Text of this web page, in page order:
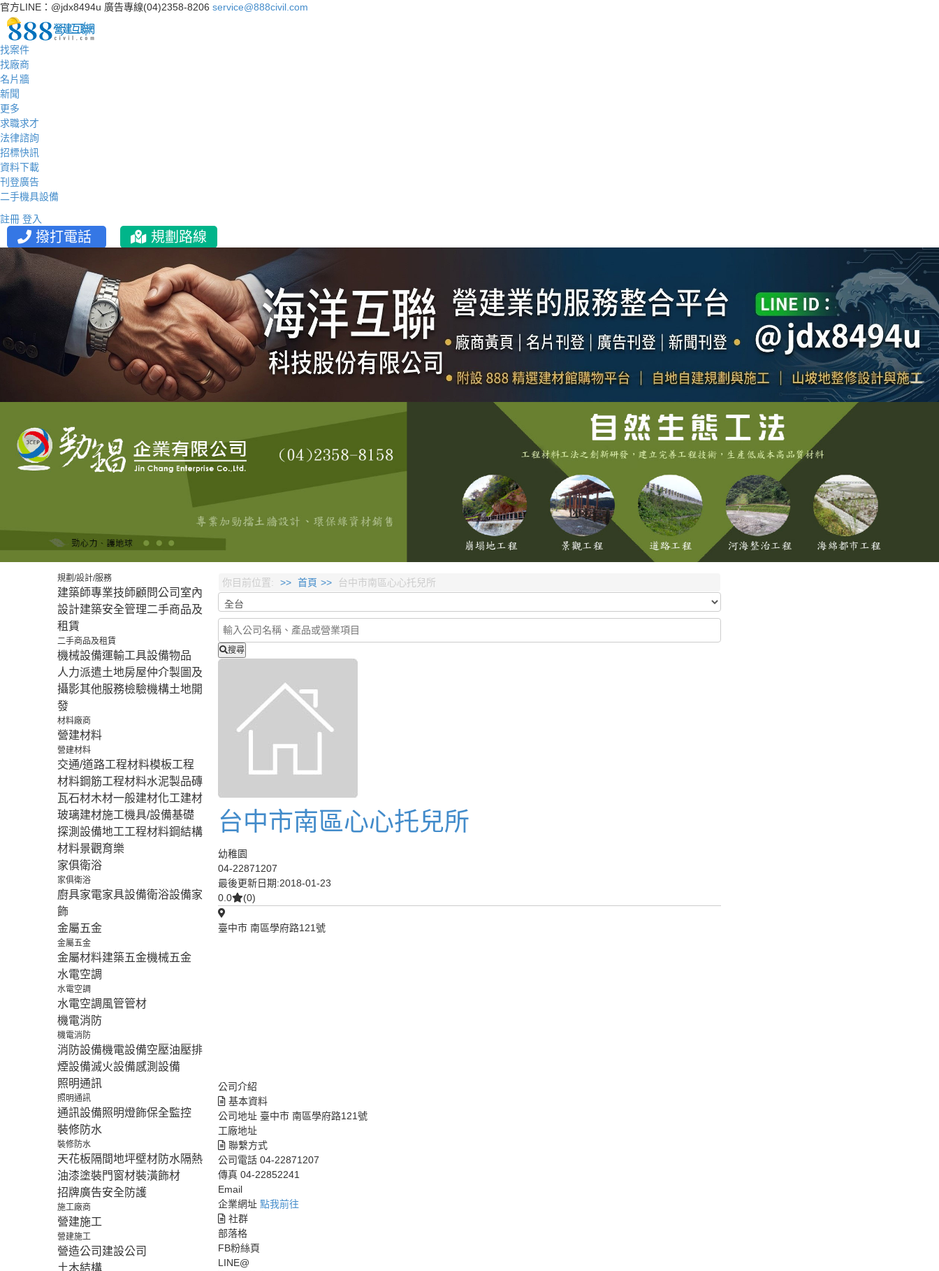
官方LINE：@jdx8494u 廣告專線(04)2358-8206 service@888civil.com
找案件
找廠商
名片牆
新聞
更多
求職求才
法律諮詢
招標快訊
資料下載
刊登廣告
二手機具設備
註冊 登入
撥打電話 規劃路線
規劃/設計/服務
建築師專業技師顧問公司 室內
設計建築安全管理二手商品及
租賃
二手商品及租賃
機械設備運輸工具設備物品
人力派遣土地房屋仲介製圖及
攝影其他服務檢驗機構土地開
發
材料廠商
營建材料
營建材料
交通/道路工程材料模板工程
材料鋼筋工程材料水泥製品磚
瓦石材木材一般建材化工建材
玻璃建材施工機具/設備基礎
探測設備地工工程材料鋼結構
材料景觀育樂
家俱衛浴
家俱衛浴
廚具家電家具設備衛浴設備家
飾
金屬五金
金屬五金
金屬材料建築五金機械五金
水電空調
水電空調
水電空調風管管材
機電消防
機電消防
消防設備機電設備空壓油壓排
煙設備滅火設備感測設備
照明通訊
照明通訊
通訊設備照明燈飾保全監控
裝修防水
裝修防水
天花板隔間地坪壁材防水隔熱
油漆塗裝門窗材裝潢飾材
招牌廣告安全防護
施工廠商
營建施工
營建施工
營造公司 建設公司
土木結構
你目前位置: 首頁 台中市南區心心托兒所
搜尋
台中市南區心心托兒所
幼稚園
04-22871207
最後更新日期:2018-01-23
0.0
(0)
臺中市 南區學府路121號
公司介紹
基本資料
公司地址 臺中市 南區學府路121號
工廠地址
聯繫方式
公司電話 04-22871207
傳真 04-22852241
Email
企業網址 點我前往
社群
部落格
FB粉絲頁
LINE@